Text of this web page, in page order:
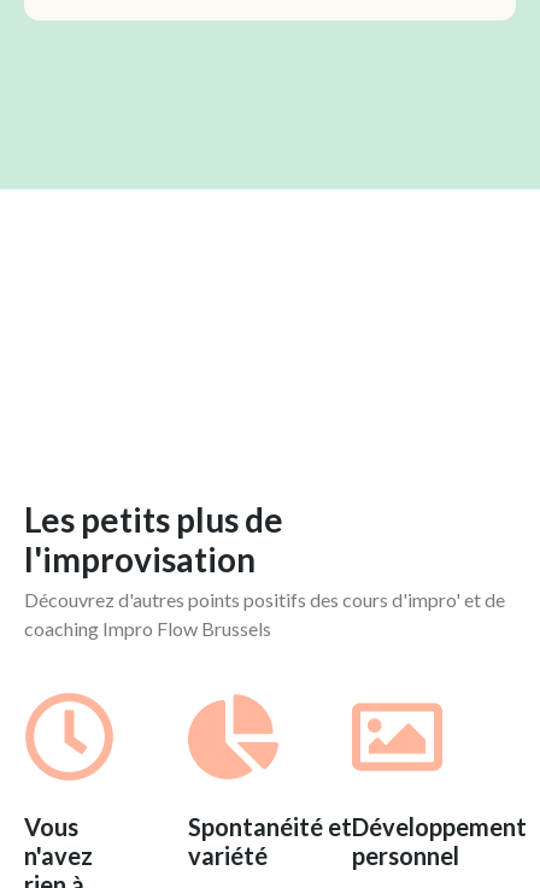
Vous
n'avez
Spontanéité et
variété
Développement
personnel
Les petits plus de
l'improvisation
Découvrez d'autres points positifs des cours d'impro' et de
coaching Impro Flow Brussels